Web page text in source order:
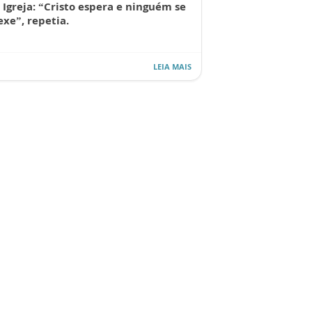
Igreja: “Cristo espera e ninguém se
repetia.
LEIA MAIS